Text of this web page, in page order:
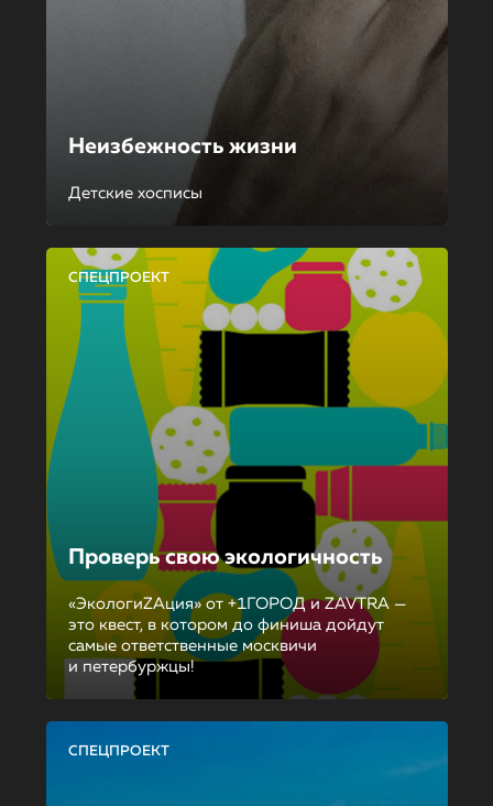
Неизбежность жизни
Детские хосписы
СПЕЦПРОЕКТ
Проверь свою экологичность
«ЭкологиZAция» от +1ГОРОД и ZAVTRA —
это квест, в котором до финиша дойдут
самые ответственные москвичи
и петербуржцы!
СПЕЦПРОЕКТ